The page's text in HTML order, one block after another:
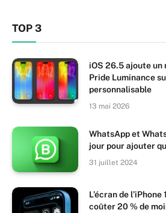
TOP 3
iOS 26.5 ajoute un
Pride Luminance
personnalisable
13 mai 2026
WhatsApp et
jour pour ajouter
31 juillet 2024
L’écran de
coûter 20 % de